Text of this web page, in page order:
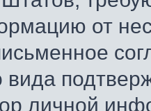
от
вида
личной